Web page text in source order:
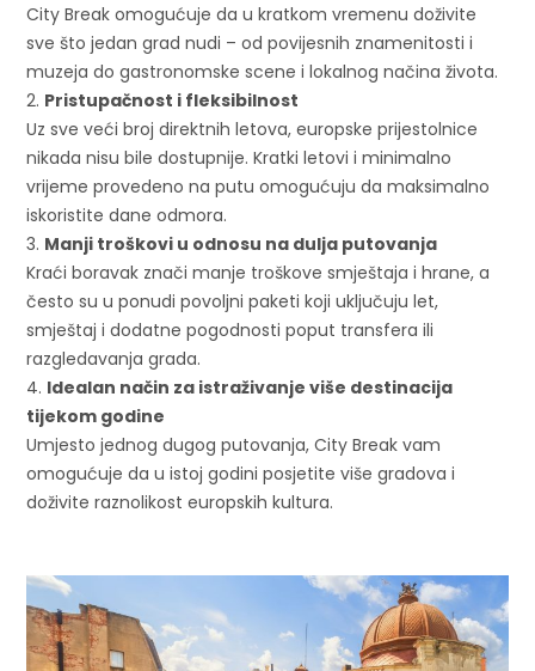
City Break omogućuje da u kratkom vremenu doživite
sve što jedan grad nudi – od povijesnih znamenitosti i
muzeja do gastronomske scene i lokalnog načina života.
Pristupačnost i fleksibilnost
Uz sve veći broj direktnih letova, europske prijestolnice
nikada nisu bile dostupnije. Kratki letovi i minimalno
vrijeme provedeno na putu omogućuju da maksimalno
iskoristite dane odmora.
Manji troškovi u odnosu na dulja putovanja
Kraći boravak znači manje troškove smještaja i hrane, a
često su u ponudi povoljni paketi koji uključuju let,
smještaj i dodatne pogodnosti poput transfera ili
razgledavanja grada.
Idealan način za istraživanje više destinacija
tijekom godine
Umjesto jednog dugog putovanja, City Break vam
omogućuje da u istoj godini posjetite više gradova i
doživite raznolikost europskih kultura.